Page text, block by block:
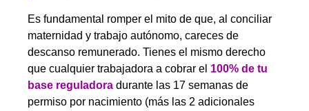
Es fundamental romper el mito de que, al conciliar
maternidad y trabajo autónomo, careces de
descanso remunerado. Tienes el mismo derecho
que cualquier trabajadora a cobrar el 100% de tu
base reguladora durante las 17 semanas de
permiso por nacimiento (más las 2 adicionales